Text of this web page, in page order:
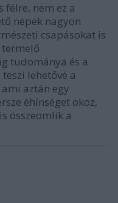
félre, nem ez a
népek nagyon
csapásokat is
tudománya és a
lehetővé a
aztán egy
éhínséget okoz,
összeomlik a